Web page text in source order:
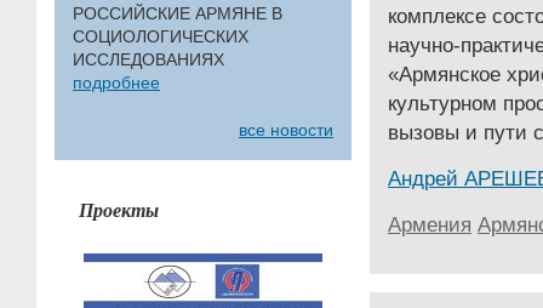
РОССИЙСКИЕ АРМЯНЕ В
СОЦИОЛОГИЧЕСКИХ
ИССЛЕДОВАНИЯХ
подробнее
все новости
Проекты
комплексе
научно-
«Армянское
культурном
вызовы и пути
Андрей
Армения